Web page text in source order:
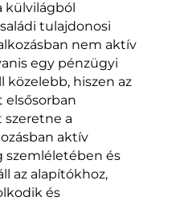
külvilágból
tulajdonosi
nem aktív
egy pénzügyi
hiszen az
elsősorban
szeretne a
aktív
és
az alapítókhoz,
és